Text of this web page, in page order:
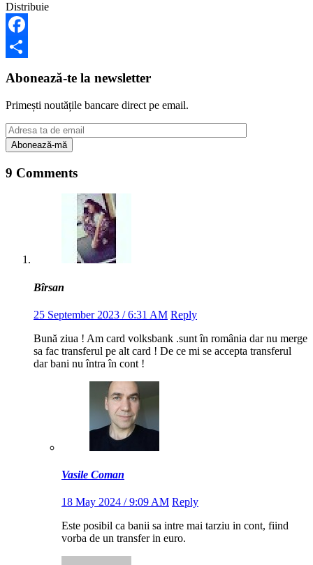
Distribuie
Facebook
Abonează-te la newsletter
Primești noutățile bancare direct pe email.
9 Comments
Bîrsan
25 September 2023 / 6:31 AM Reply
Bună ziua ! Am card volksbank .sunt în românia dar nu merge
sa fac transferul pe alt card ! De ce mi se accepta transferul
dar bani nu întra în cont !
Vasile Coman
18 May 2024 / 9:09 AM Reply
Este posibil ca banii sa intre mai tarziu in cont, fiind
vorba de un transfer in euro.